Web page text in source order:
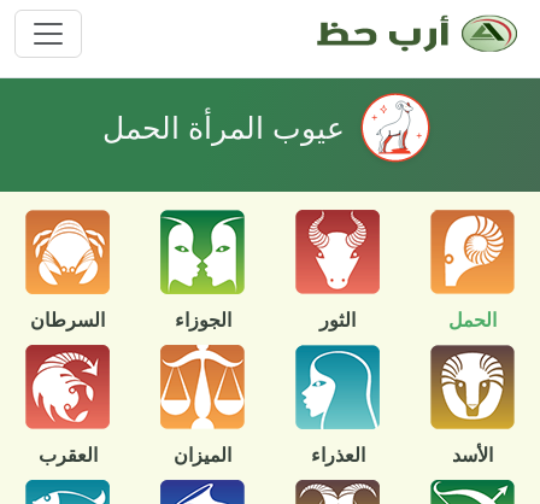
عيوب المرأة الحمل
الحمل الثور الجوزاء السرطان
الأسد العذراء الميزان العقرب